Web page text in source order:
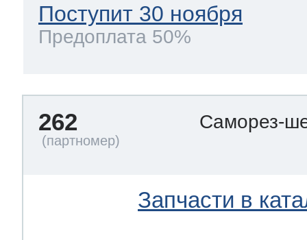
Поступит 30 ноября
Предоплата 50%
262 Саморез-
Запчасти в